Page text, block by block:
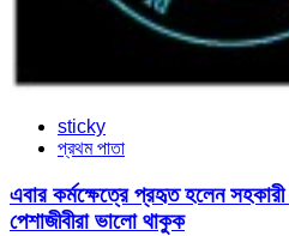
sticky
প্রথম পাতা
এবার কর্মক্ষেত্রে প্রহৃত হলেন
পেশাজীবীরা ভালো থাকুক